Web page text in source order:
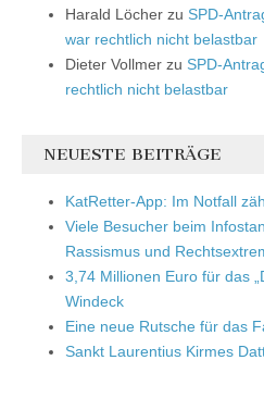
Harald Löcher zu SPD-
war rechtlich nicht belastbar
Dieter Vollmer zu SPD-
rechtlich nicht belastbar
NEUESTE BEITRÄGE
KatRetter-App: Im Notfall
Viele Besucher beim
Rassismus und
3,74 Millionen Euro für das
Windeck
Eine neue Rutsche für das
Sankt Laurentius Kirmes